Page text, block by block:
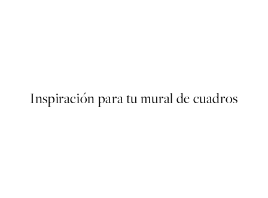
Inspiración para tu mural de cuadros